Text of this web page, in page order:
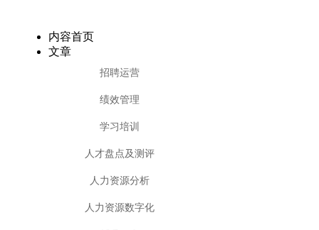
内容首页
文章
招聘运营
绩效管理
学习培训
人才盘点及测评
人力资源分析
人力资源数字化